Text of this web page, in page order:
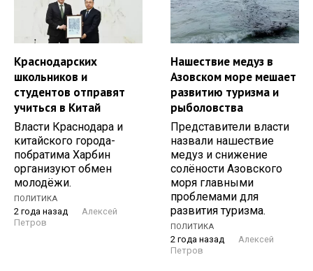
Краснодарских
школьников и
студентов отправят
учиться в Китай
Власти Краснодара и
китайского города-
побратима Харбин
организуют обмен
молодёжи.
ПОЛИТИКА
2 года назад
Алексей
Петров
Нашествие медуз в
Азовском море мешает
развитию туризма и
рыболовства
Представители власти
назвали нашествие
медуз и снижение
солёности Азовского
моря главными
проблемами для
развития туризма.
ПОЛИТИКА
2 года назад
Алексей
Петров